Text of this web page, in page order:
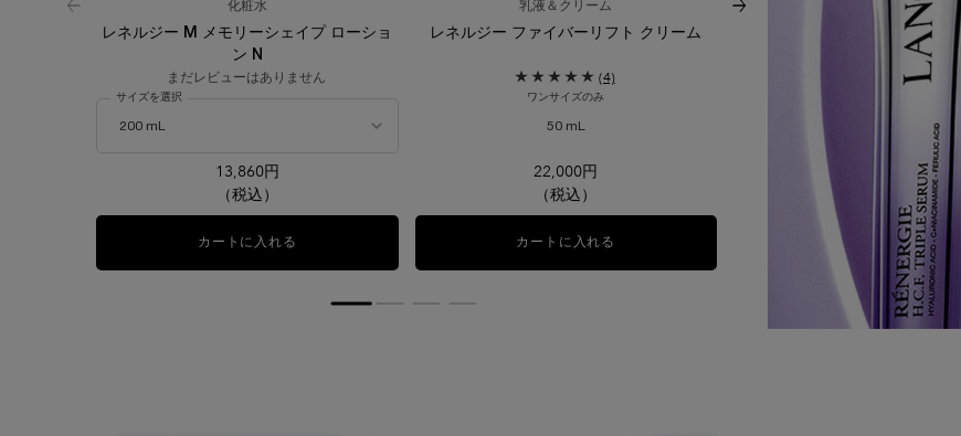
化粧水
レネルジー M メモリーシェイプ ローショ
ン N
まだレビューはありません
サイズを選択
13,860円
（税込）
カートに入れる レネルジー M メモリーシェイプ ローション N
乳液＆クリーム
レネルジー ファイバーリフト クリーム
(4)
ワンサイズのみ
50 mL
22,000円
（税込）
カートに入れる レネルジー ファイバーリフト クリーム
レネルジー CRX トリプルセ
(1)
LOADING ...